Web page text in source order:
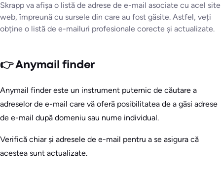
Skrapp va afișa o listă de adrese de e-mail asociate cu acel site
web, împreună cu sursele din care au fost găsite. Astfel, veți
obține o listă de e-mailuri profesionale corecte și actualizate.
👉 Anymail finder
Anymail finder este un instrument puternic de căutare a
adreselor de e-mail care vă oferă posibilitatea de a găsi adrese
de e-mail după domeniu sau nume individual.
Verifică chiar și adresele de e-mail pentru a se asigura că
acestea sunt actualizate.